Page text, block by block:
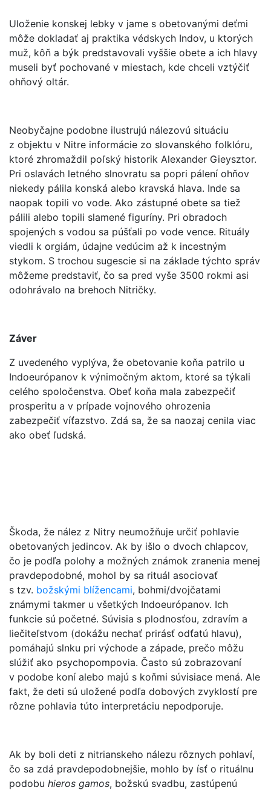
Uloženie konskej lebky v jame s obetovanými deťmi
môže dokladať aj praktika védskych Indov, u ktorých
muž, kôň a býk predstavovali vyššie obete a ich hlavy
museli byť pochované v miestach, kde chceli vztýčiť
ohňový oltár.
Neobyčajne podobne ilustrujú nálezovú situáciu
z objektu v Nitre informácie zo slovanského folklóru,
ktoré zhromaždil poľský historik Alexander Gieysztor.
Pri oslavách letného slnovratu sa popri pálení ohňov
niekedy pálila konská alebo kravská hlava. Inde sa
naopak topili vo vode. Ako zástupné obete sa tiež
pálili alebo topili slamené figuríny. Pri obradoch
spojených s vodou sa púšťali po vode vence. Rituály
viedli k orgiám, údajne vedúcim až k incestným
stykom. S trochou sugescie si na základe týchto správ
môžeme predstaviť, čo sa pred vyše 3500 rokmi asi
odohrávalo na brehoch Nitričky.
Záver
Z uvedeného vyplýva, že obetovanie koňa patrilo u
Indoeurópanov k výnimočným aktom, ktoré sa týkali
celého spoločenstva. Obeť koňa mala zabezpečiť
prosperitu a v prípade vojnového ohrozenia
zabezpečiť víťazstvo. Zdá sa, že sa naozaj cenila viac
ako obeť ľudská.
Škoda, že nález z Nitry neumožňuje určiť pohlavie
obetovaných jedincov. Ak by išlo o dvoch chlapcov,
čo je podľa polohy a možných známok zranenia menej
pravdepodobné, mohol by sa rituál asociovať
s tzv. božskými blížencami, bohmi/dvojčatami
známymi takmer u všetkých Indoeurópanov. Ich
funkcie sú početné. Súvisia s plodnosťou, zdravím a
liečiteľstvom (dokážu nechať prirásť odťatú hlavu),
pomáhajú slnku pri východe a západe, prečo môžu
slúžiť ako psychopompovia. Často sú zobrazovaní
v podobe koní alebo majú s koňmi súvisiace mená. Ale
fakt, že deti sú uložené podľa dobových zvyklostí pre
rôzne pohlavia túto interpretáciu nepodporuje.
Ak by boli deti z nitrianskeho nálezu rôznych pohlaví,
čo sa zdá pravdepodobnejšie, mohlo by ísť o rituálnu
podobu hieros gamos, božskú svadbu, zastúpenú